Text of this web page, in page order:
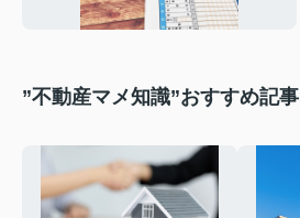
”不動産マメ知識”おすすめ記事